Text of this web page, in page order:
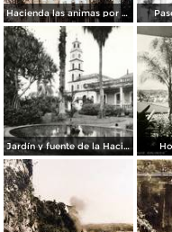
Hacienda las animas por el Fotógrafo Hugo Brehme.
Jardín y fuente de la Hacienda de las Ánimas